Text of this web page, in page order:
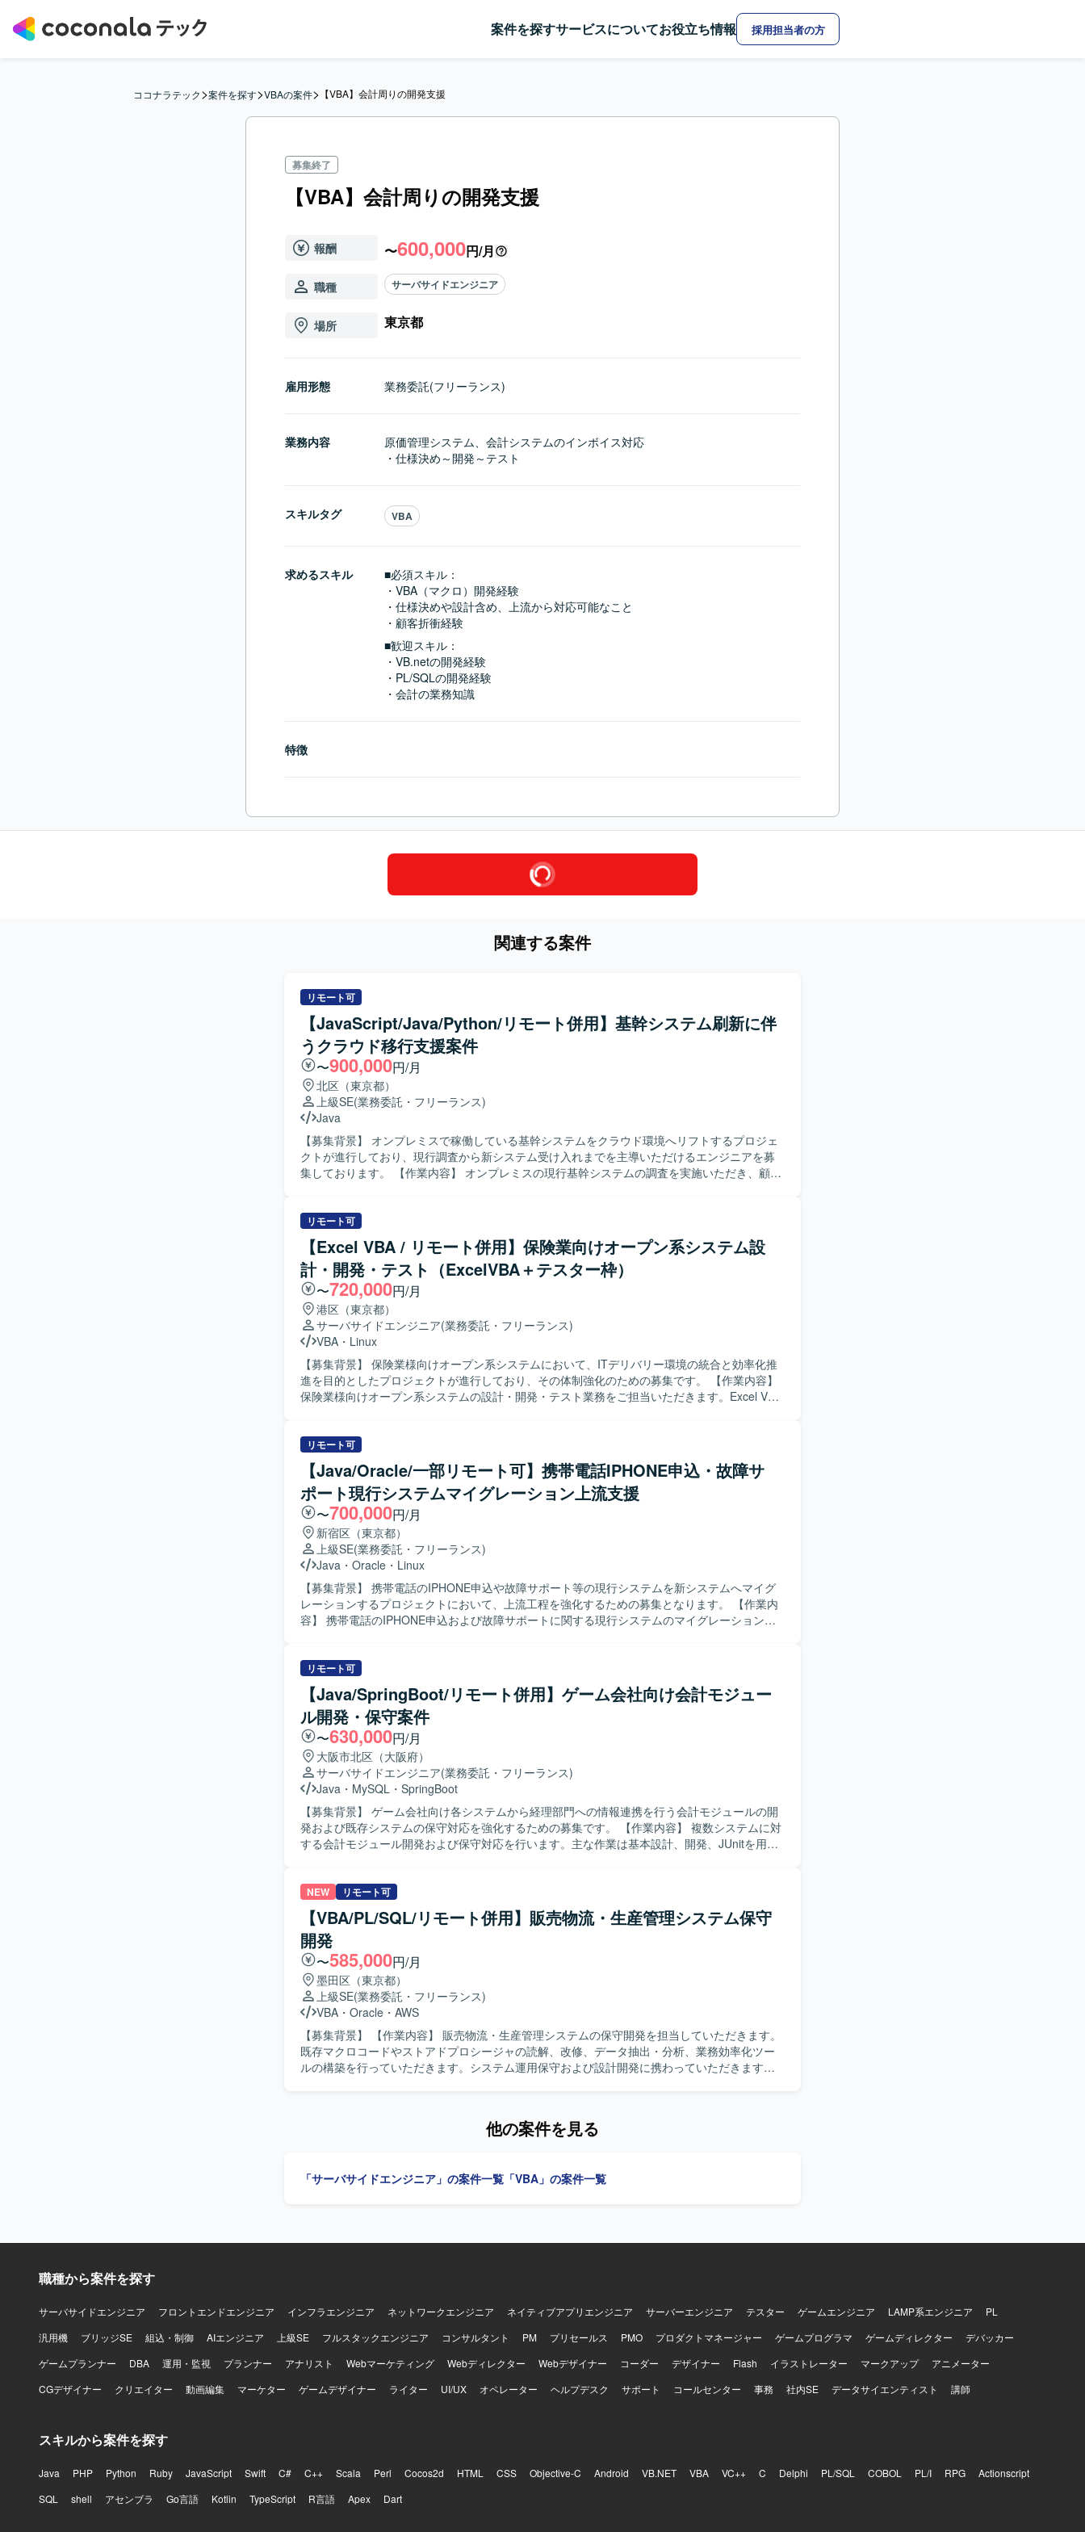
案件を探すサービスについてお役立ち情報 採用担当者の方
ココナラテック>案件を探す>VBAの案件> 【VBA】会計周りの開発支援
募集終了
【VBA】会計周りの開発支援
報酬 〜600,000円/月
職種 サーバサイドエンジニア
場所 東京都
雇用形態 業務委託(フリーランス)
業務内容
原価管理システム、会計システムのインボイス対応
・仕様決め～開発～テスト
スキルタグ VBA
求めるスキル
■必須スキル：
・VBA（マクロ）開発経験
・仕様決めや設計含め、上流から対応可能なこと
・顧客折衝経験
■歓迎スキル：
・VB.netの開発経験
・PL/SQLの開発経験
・会計の業務知識
特徴
関連する案件
リモート可
【JavaScript/Java/Python/リモート併用】基幹システム刷新に伴
うクラウド移行支援案件
〜900,000円/月
北区（東京都）
上級SE(業務委託・フリーランス)
Java
【募集背景】 オンプレミスで稼働している基幹システムをクラウド環境へリフトするプロジェ
クトが進行しており、現行調査から新システム受け入れまでを主導いただけるエンジニアを募
集しております。 【作業内容】 オンプレミスの現行基幹システムの調査を実施いただき、顧客
ャイル開発の進め方に沿って実施していただきます。また、関連ドキュメントの作成や更新も
対応いただきます。 【求める人物像】 顧客とのコミュニケーションを通じて課題を整理し、自
律的にタスクを推進できる方を求めております。既存資産を理解しながら、新しいクラウド環
境でのシステム像を意識して主体的に提案・改善ができる方にご活躍いただきたいと考えてお
ります。 【ポジションの魅力】 現行基幹システムの調査からクラウド環境への移行まで一連の
工程に関わることができ、上流から実装・レビューまで幅広い経験を積むことができます。オ
フショア開発との連携を通じて、コードレビューや品質担保のノウハウも習得できる環境で
す。 【開発環境】 JavaScript、Java、Pythonを中心としたアジャイル開発体制で、新システム
のソースコードレビューおよび修正対応を行っております。
リモート可
【Excel VBA / リモート併用】保険業向けオープン系システム設
計・開発・テスト（ExcelVBA＋テスター枠）
〜720,000円/月
港区（東京都）
サーバサイドエンジニア(業務委託・フリーランス)
VBA ・ Linux
【募集背景】 保険業様向けオープン系システムにおいて、ITデリバリー環境の統合と効率化推
進を目的としたプロジェクトが進行しており、その体制強化のための募集です。 【作業内容】
保険業様向けオープン系システムの設計・開発・テスト業務をご担当いただきます。Excel VBA
プリントテストへの参画を通じて品質向上に貢献していただきます。 【求める人物像】 生命保
険分野の業務知識を活かしながら、アジャイル開発環境で主体的に設計・開発・テストに取り
組んでいただける方を求めています。Excel VBAなど既存のスキルを活かしつつ、テストプロセ
スや品質向上に意欲的に取り組んでいただける方です。 【ポジションの魅力】 保険業界向けの
オープン系システム開発に携わることで、ドメイン知識とアジャイル開発の経験を同時に深め
ていただけます。設計・開発からテストまで一連の工程に関わることで、アプリケーションス
ペシャリストとしてのスキルを幅広く磨いていただけます。 【開発環境】 Excel VBAを用いた
開発環境を中心に、Linux環境などのオープン系技術を組み合わせたシステム開発およびテスト
を実施します。
リモート可
【Java/Oracle/一部リモート可】携帯電話IPHONE申込・故障サ
ポート現行システムマイグレーション上流支援
〜700,000円/月
新宿区（東京都）
上級SE(業務委託・フリーランス)
Java ・ Oracle ・ Linux
【募集背景】 携帯電話のIPHONE申込や故障サポート等の現行システムを新システムへマイグ
レーションするプロジェクトにおいて、上流工程を強化するための募集となります。 【作業内
容】 携帯電話のIPHONE申込および故障サポートに関する現行システムのマイグレーションプ
のコミュニケーションを円滑に行いながら要件を整理できる方を求めています。マイグレーシ
ョンプロジェクトにおいて主体的に課題を拾い、関係者と協力して解決に向けて動ける方が望
ましいです。 【ポジションの魅力】 大規模な携帯電話関連システムのマイグレーションに上流
工程から関わっていただけます。要件定義や基本設計などの上流経験を活かしつつ、マイグレ
ーションやAI活用など新たな取り組みにも関わることができます。 【開発環境】 OSは
Windows、Linuxを使用し、DBはORACLE、開発言語はJavaとなります。
リモート可
【Java/SpringBoot/リモート併用】ゲーム会社向け会計モジュー
ル開発・保守案件
〜630,000円/月
大阪市北区（大阪府）
サーバサイドエンジニア(業務委託・フリーランス)
Java ・ MySQL ・ SpringBoot
【募集背景】 ゲーム会社向け各システムから経理部門への情報連携を行う会計モジュールの開
発および既存システムの保守対応を強化するための募集です。 【作業内容】 複数システムに対
する会計モジュール開発および保守対応を行います。主な作業は基本設計、開発、JUnitを用い
て開発を進めることができる方を求めています。将来的に要件定義や基本設計を主体的に担っ
ていく意欲があり、継続的に長期参画いただける方が望ましいです。 【ポジションの魅力】 ゲ
ーム会社向けの会計モジュールという業務寄りの領域において、開発からテスト、将来的には
設計や要件定義まで幅広い工程に関わることができます。複数システムを横断した保守および
拡張を経験できるため、業務知識と技術力の双方を高めていくことができます。 【開発環境】
Java、SpringBoot、MySQLを用いたWebおよびバッチの開発環境です。JUnitを用いたテスト実
装も行います。
NEW リモート可
【VBA/PL/SQL/リモート併用】販売物流・生産管理システム保守
開発
〜585,000円/月
墨田区（東京都）
上級SE(業務委託・フリーランス)
VBA ・ Oracle ・ AWS
【募集背景】 【作業内容】 販売物流・生産管理システムの保守開発を担当していただきます。
既存マクロコードやストアドプロシージャの読解、改修、データ抽出・分析、業務効率化ツー
ルの構築を行っていただきます。システム運用保守および設計開発に携わっていただきます。
他の案件を見る
「サーバサイドエンジニア」の案件一覧 「VBA」の案件一覧
職種から案件を探す
サーバサイドエンジニア フロントエンドエンジニア インフラエンジニア ネットワークエンジニア ネイティブアプリエンジニア サーバーエンジニア テスター ゲームエンジニア LAMP系エンジニア
PL
汎用機
ブリッジSE 組込・制御 AIエンジニア 上級SE フルスタックエンジニア コンサルタント PM プリセールス PMO プロダクトマネージャー ゲームプログラマ ゲームディレクター
デバッカー
ゲームプランナー
DBA 運用・監視 プランナー アナリスト Webマーケティング Webディレクター Webデザイナー コーダー デザイナー Flash イラストレーター マークアップ
アニメーター
CGデザイナー
クリエイター 動画編集 マーケター ゲームデザイナー ライター UI/UX オペレーター ヘルプデスク サポート コールセンター 事務 社内SE データサイエンティスト 講師
スキルから案件を探す
Java PHP Python Ruby JavaScript Swift C# C++ Scala Perl Cocos2d HTML CSS Objective-C Android VB.NET VBA VC++ C Delphi PL/SQL COBOL PL/I RPG
Actionscript
SQL
shell アセンブラ Go言語 Kotlin TypeScript R言語 Apex Dart